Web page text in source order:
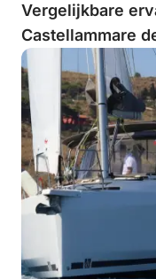
Vergelijkbare
Castellammare